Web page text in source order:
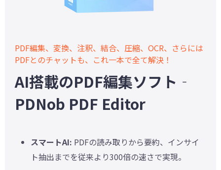
PDF編集、変換、注釈、結合、圧縮、OCR、さらには
PDFとのチャットも、これ一本で全て解決！
AI搭載のPDF編集ソフト‐
PDNob PDF Editor
スマートAI: PDFの読み取りから要約、インサイ
ト抽出までを従来より300倍の速さで実現。